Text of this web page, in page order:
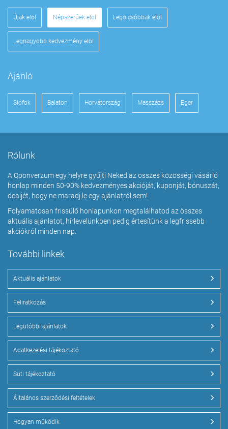
Újak elöl Népszerűek elöl Legolcsóbbak elöl
Legnagyobb kedvezmény elöl
Ajánló
Siófok Balaton Horvátország Masszázs Eger
Rólunk
A Qponverzum egy helyre gyűjti Neked az összes közösségi vásárló
honlap minden 50-90% kedvezményes akcióját, kuponját, bónuszát,
dealjét, hogy ne maradj le egy ajánlatról sem!
Folyamatosan frissülő honlapunkon megtalálhatod az összes
aktuális ajánlatot, hírlevelünkben pedig értesítünk a legfrissebb
akciókról minden nap.
További linkek
Aktuális ajánlatok
Feliratkozás
Legutóbbi ajánlatok
Adatkezelési tájékoztató
Süti tájékoztató
Általános szerződési feltételek
Hogyan működik